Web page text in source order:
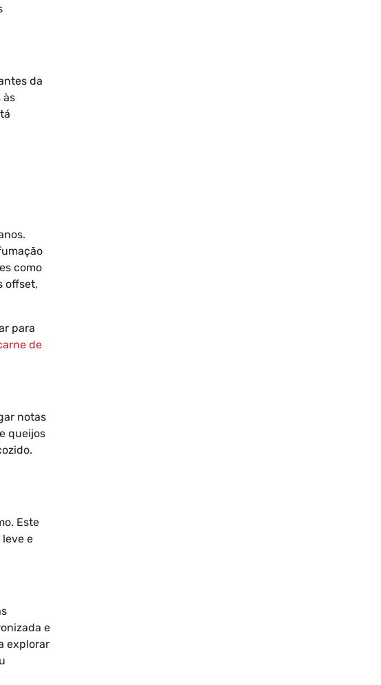
da
às
como
offset,
para
de
notas
e queijos
Este
e
e
explorar